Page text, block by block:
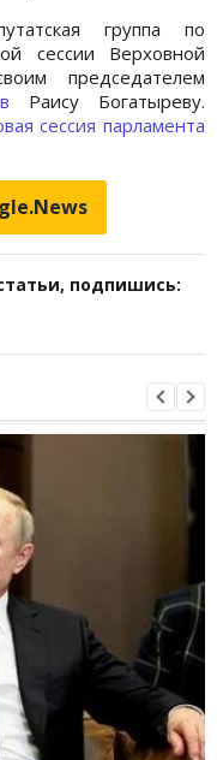
группа по
сессии Верховной
председателем
Раису Богатыреву.
сессия парламента
подпишись: